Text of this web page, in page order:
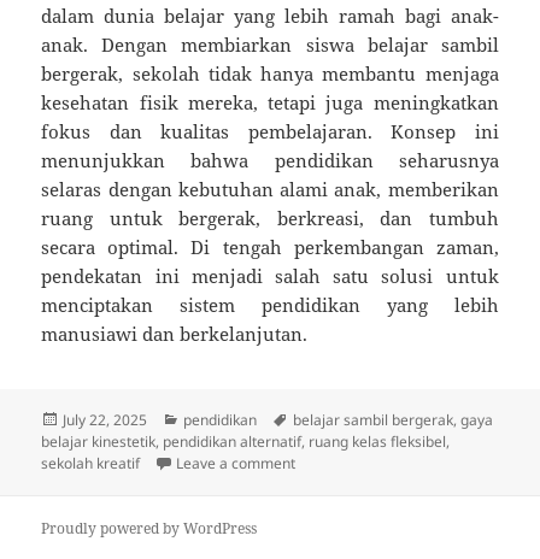
dalam dunia belajar yang lebih ramah bagi anak-
anak. Dengan membiarkan siswa belajar sambil
bergerak, sekolah tidak hanya membantu menjaga
kesehatan fisik mereka, tetapi juga meningkatkan
fokus dan kualitas pembelajaran. Konsep ini
menunjukkan bahwa pendidikan seharusnya
selaras dengan kebutuhan alami anak, memberikan
ruang untuk bergerak, berkreasi, dan tumbuh
secara optimal. Di tengah perkembangan zaman,
pendekatan ini menjadi salah satu solusi untuk
menciptakan sistem pendidikan yang lebih
manusiawi dan berkelanjutan.
Posted
on
July 22, 2025 Categories
pendidikan Tags
belajar sambil bergerak,gaya
belajar kinestetik, pendidikan alternatif, ruang kelas fleksibel,
sekolah kreatif
Leave a commenton Pendidikan Tanpa Kursi:
Proudly powered by WordPress